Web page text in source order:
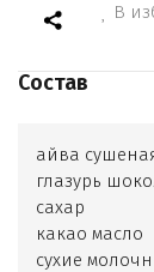
В
Состав
айва
глазурь
сахар
какао масло
сухие